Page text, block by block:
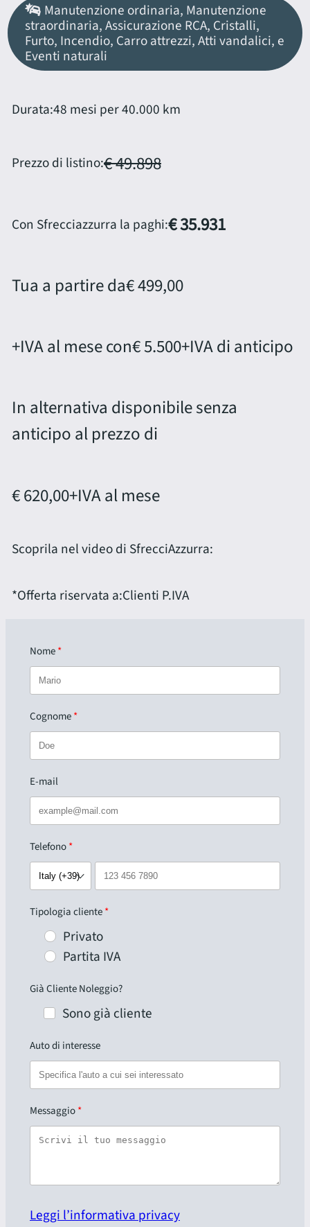
Manutenzione ordinaria, Manutenzione
straordinaria, Assicurazione RCA, Cristalli,
Furto, Incendio, Carro attrezzi, Atti vandalici, e
Eventi naturali
Durata:48 mesi per 40.000 km
Prezzo di listino:€ 49.898
Con Sfrecciazzurra la paghi:€ 35.931
Tua a partire da€ 499,00
+IVA al mese con€ 5.500+IVA di anticipo
In alternativa disponibile senza
anticipo al prezzo di
€ 620,00+IVA al mese
Scoprila nel video di SfrecciAzzurra:
*Offerta riservata a:Clienti P.IVA
Nome
Cognome
E-mail
Telefono
Tipologia cliente
Privato
Partita IVA
Già Cliente Noleggio?
Sono già cliente
Auto di interesse
Messaggio
Leggi l’informativa privacy